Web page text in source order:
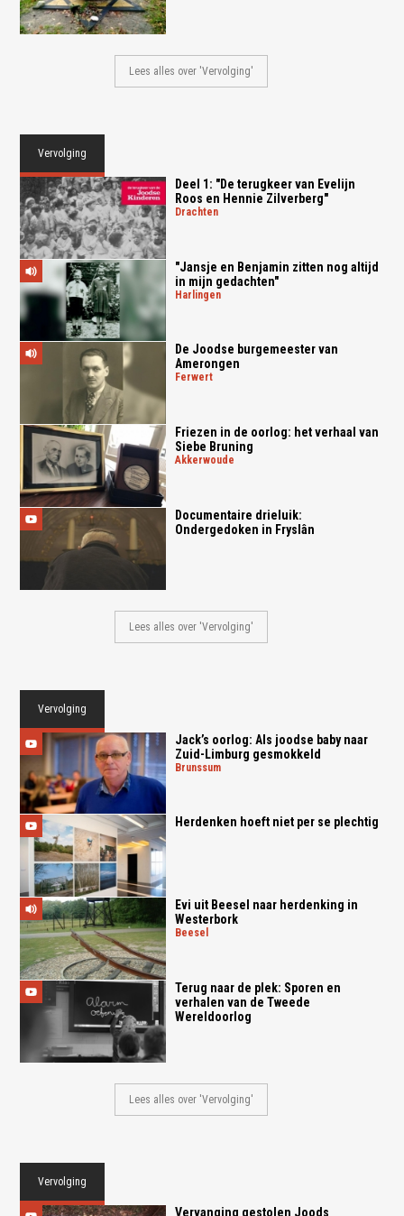
Lees alles over 'Vervolging'
Vervolging
Deel 1: "De terugkeer van Evelijn
Roos en Hennie Zilverberg"
drachten
"Jansje en Benjamin zitten nog altijd
in mijn gedachten"
harlingen
De Joodse burgemeester van
Amerongen
ferwert
Friezen in de oorlog: het verhaal van
Siebe Bruning
akkerwoude
Documentaire drieluik:
Ondergedoken in Fryslân
Lees alles over 'Vervolging'
Vervolging
Jack’s oorlog: Als joodse baby naar
Zuid-Limburg gesmokkeld
brunssum
Herdenken hoeft niet per se plechtig
Evi uit Beesel naar herdenking in
Westerbork
beesel
Terug naar de plek: Sporen en
verhalen van de Tweede
Wereldoorlog
Lees alles over 'Vervolging'
Vervolging
Vervanging gestolen Joods